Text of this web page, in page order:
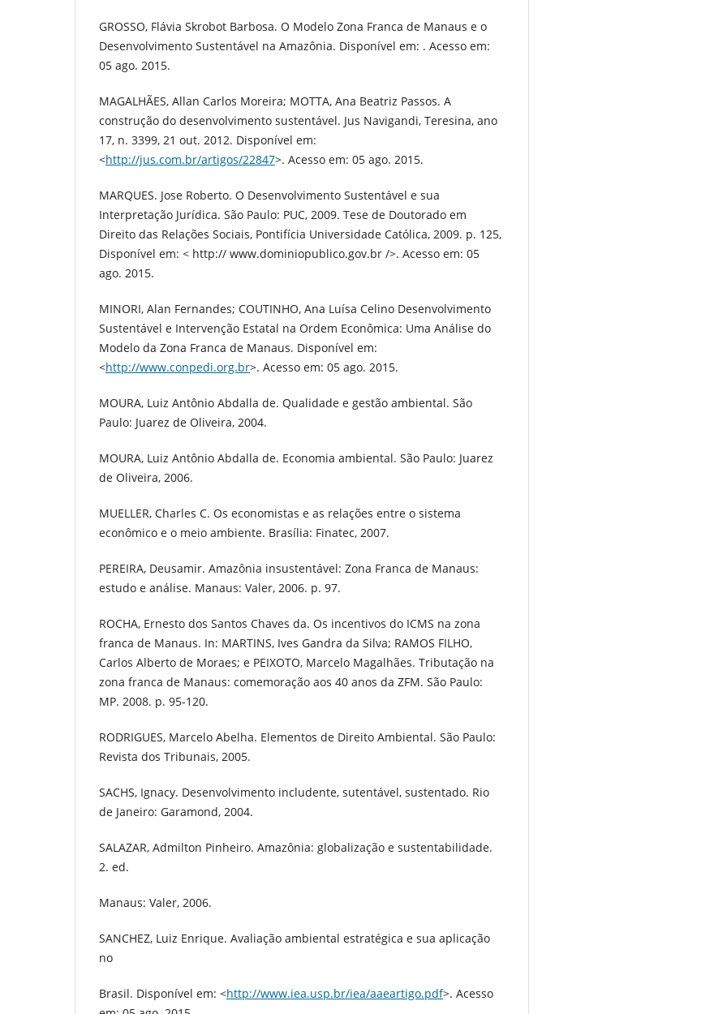
GROSSO, Flávia Skrobot Barbosa. O Modelo Zona Franca de Manaus e o
Desenvolvimento Sustentável na Amazônia. Disponível em: . Acesso em:
05 ago. 2015.
MAGALHÃES, Allan Carlos Moreira; MOTTA, Ana Beatriz Passos. A
construção do desenvolvimento sustentável. Jus Navigandi, Teresina, ano
17, n. 3399, 21 out. 2012. Disponível em:
<http://jus.com.br/artigos/22847>. Acesso em: 05 ago. 2015.
MARQUES. Jose Roberto. O Desenvolvimento Sustentável e sua
Interpretação Jurídica. São Paulo: PUC, 2009. Tese de Doutorado em
Direito das Relações Sociais, Pontifícia Universidade Católica, 2009. p. 125,
Disponível em: < http:// www.dominiopublico.gov.br />. Acesso em: 05
ago. 2015.
MINORI, Alan Fernandes; COUTINHO, Ana Luísa Celino Desenvolvimento
Sustentável e Intervenção Estatal na Ordem Econômica: Uma Análise do
Modelo da Zona Franca de Manaus. Disponível em:
<http://www.conpedi.org.br>. Acesso em: 05 ago. 2015.
MOURA, Luiz Antônio Abdalla de. Qualidade e gestão ambiental. São
Paulo: Juarez de Oliveira, 2004.
MOURA, Luiz Antônio Abdalla de. Economia ambiental. São Paulo: Juarez
de Oliveira, 2006.
MUELLER, Charles C. Os economistas e as relações entre o sistema
econômico e o meio ambiente. Brasília: Finatec, 2007.
PEREIRA, Deusamir. Amazônia insustentável: Zona Franca de Manaus:
estudo e análise. Manaus: Valer, 2006. p. 97.
ROCHA, Ernesto dos Santos Chaves da. Os incentivos do ICMS na zona
franca de Manaus. In: MARTINS, Ives Gandra da Silva; RAMOS FILHO,
Carlos Alberto de Moraes; e PEIXOTO, Marcelo Magalhães. Tributação na
zona franca de Manaus: comemoração aos 40 anos da ZFM. São Paulo:
MP. 2008. p. 95-120.
RODRIGUES, Marcelo Abelha. Elementos de Direito Ambiental. São Paulo:
Revista dos Tribunais, 2005.
SACHS, Ignacy. Desenvolvimento includente, sutentável, sustentado. Rio
de Janeiro: Garamond, 2004.
SALAZAR, Admilton Pinheiro. Amazônia: globalização e sustentabilidade.
2. ed.
Manaus: Valer, 2006.
SANCHEZ, Luiz Enrique. Avaliação ambiental estratégica e sua aplicação
no
Brasil. Disponível em: <http://www.iea.usp.br/iea/aaeartigo.pdf>. Acesso